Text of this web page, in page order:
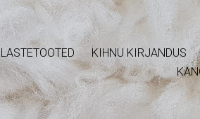
LASTETOOTED KIHNU KIRJANDUS